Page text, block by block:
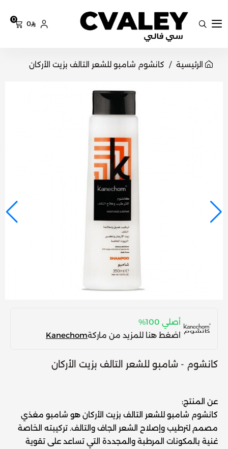
سي فالي
0
0
الرئيسية كانشوم شامبو للشعر التالف بزيت الأركان
أصلي 100%
اضغط هنا للمزيد من ماركةKanechom
كانشوم - شامبو للشعر التالف بزيت الأركان
عن المنتج:
كانشوم شامبو للشعر التالف بزيت الأركان هو شامبو مغذي
مصمم لترطيب وإصلاح الشعر الجاف والتالف. تركيبته الخاصة
غنية بالمكونات المرطبة والمجددة التي تساعد على تقوية